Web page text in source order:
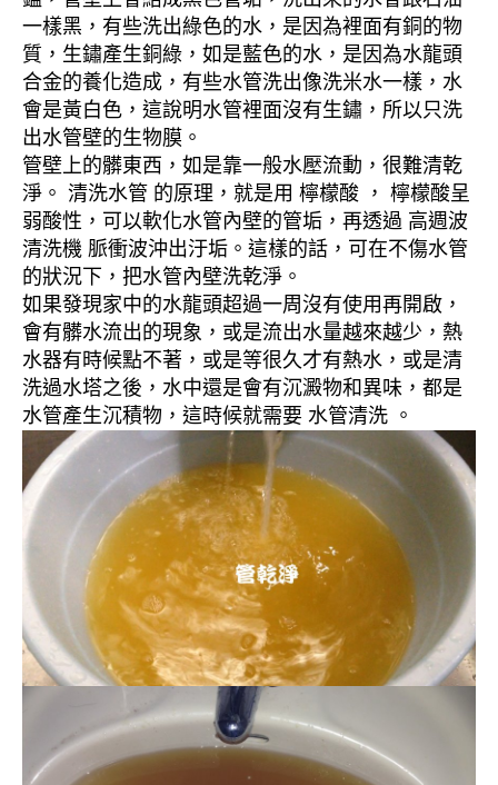
一樣黑，有些洗出綠色的水，是因為裡面有銅的物
質，生鏽產生銅綠，如是藍色的水，是因為水龍頭
合金的養化造成，有些水管洗出像洗米水一樣，水
會是黃白色，這說明水管裡面沒有生鏽，所以只洗
出水管壁的生物膜。
管壁上的髒東西，如是靠一般水壓流動，很難清乾
淨。 清洗水管 的原理，就是用 檸檬酸 ， 檸檬酸呈
弱酸性，可以軟化水管內壁的管垢，再透過 高週波
清洗機 脈衝波沖出汙垢。這樣的話，可在不傷水管
的狀況下，把水管內壁洗乾淨。
如果發現家中的水龍頭超過一周沒有使用再開啟，
會有髒水流出的現象，或是流出水量越來越少，熱
水器有時候點不著，或是等很久才有熱水，或是清
洗過水塔之後，水中還是會有沉澱物和異味，都是
水管產生沉積物，這時候就需要 水管清洗 。